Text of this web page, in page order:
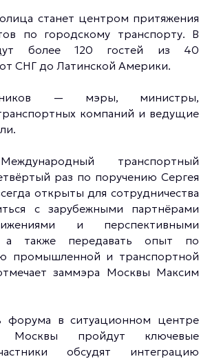
станет центром притяжения
по городскому транспорту. В
более 120 гостей из 40
СНГ до Латинской Америки.
— мэры, министры,
компаний и ведущие
транспортный
раз по поручению Сергея
открыты для сотрудничества
с зарубежными партнёрами
и перспективными
а также передавать опыт по
промышленной и транспортной
заммэра Москвы Максим
форума в ситуационном центре
Москвы пройдут ключевые
обсудят интеграцию